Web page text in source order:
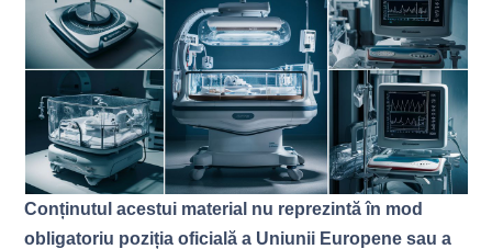
Conținutul acestui material nu reprezintă în mod
obligatoriu poziția oficială a Uniunii Europene sau a